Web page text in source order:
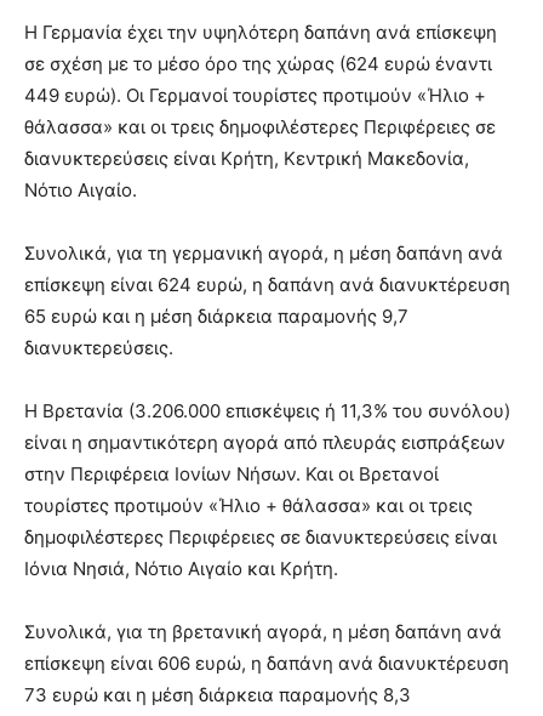
Η Γερμανία έχει την υψηλότερη δαπάνη ανά επίσκεψη
σε σχέση με το μέσο όρο της χώρας (624 ευρώ έναντι
449 ευρώ). Οι Γερμανοί τουρίστες προτιμούν «Ήλιο +
θάλασσα» και οι τρεις δημοφιλέστερες Περιφέρειες σε
διανυκτερεύσεις είναι Κρήτη, Κεντρική Μακεδονία,
Νότιο Αιγαίο.
Συνολικά, για τη γερμανική αγορά, η μέση δαπάνη ανά
επίσκεψη είναι 624 ευρώ, η δαπάνη ανά διανυκτέρευση
65 ευρώ και η μέση διάρκεια παραμονής 9,7
διανυκτερεύσεις.
Η Βρετανία (3.206.000 επισκέψεις ή 11,3% του συνόλου)
είναι η σημαντικότερη αγορά από πλευράς εισπράξεων
στην Περιφέρεια Ιονίων Νήσων. Και οι Βρετανοί
τουρίστες προτιμούν «Ήλιο + θάλασσα» και οι τρεις
δημοφιλέστερες Περιφέρειες σε διανυκτερεύσεις είναι
Ιόνια Νησιά, Νότιο Αιγαίο και Κρήτη.
Συνολικά, για τη βρετανική αγορά, η μέση δαπάνη ανά
επίσκεψη είναι 606 ευρώ, η δαπάνη ανά διανυκτέρευση
73 ευρώ και η μέση διάρκεια παραμονής 8,3